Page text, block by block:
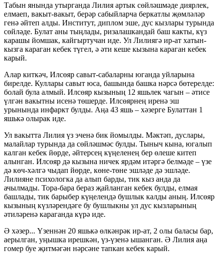
Табын янында утырганда Лилия артык сөйләшмәде диярлек,
елмаеп, вакыт-вакыт, берәр сабыйларча беркатлы җөмләләр
генә әйтеп алды. Институт, диплом эше, дус кызлары турында
сөйләде. Булат аны тыңлады, ризалашкандай баш какты, күз
карашы йомшак, кайгыртучан иде. Ул Лилиягә ир-ат хатын-
кызга караган кебек түгел, ә әти кеше кызына караган кебек
карый.
Алар киткәч, Илсөяр савыт-сабаларны юганда уйларына
бирелде. Куллары савыт юса, башында башка нәрсә бөтерелде:
болай була алмый. Илсөяр кызының 12 яшьлек чагын – әтисе
үлгән вакытны исенә төшерде. Илсөярнең иренә эш
урынында инфаркт булды. Аңа 43 яшь – хәзерге Булаттан 1
яшькә олырак иде.
Ул вакытта Лилия үз эченә бик йомылды. Мәктәп, дуслары,
малайлар турында да сөйләшмәс булды. Тыныч кына, югалып
калган кебек йөрде, әйтерсең күңеленең бер өлеше китеп
алынган. Илсөяр дә кызына ничек ярдәм итәргә белмәде – үзе
дә көч-хәлгә чыдап йөрде, көне-төне эшләде дә эшләде.
Лилияне психологка да алып барды, тик кыз анда да
ачылмады. Тора-бара бераз җайланган кебек булды, елмая
башлады, тик барыбер күңелендә бушлык калды аның. Илсөяр
кызының күзләрендәге бу бушлыкны ул дус кызларының
әтиләренә караганда күрә иде.
Ә хәзер... Үзеннән 20 яшькә өлкәнрәк ир-ат, 2 олы баласы бар,
аерылган, уңышка ирешкән, үз-үзенә ышанган. Ә Лилия аңа
гомер буе җитмәгән нәрсәне тапкан кебек карый.